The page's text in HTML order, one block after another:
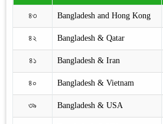
৪৩ Bangladesh and Hong Kong
৪২ Bangladesh & Qatar
৪১ Bangladesh & Iran
৪০ Bangladesh & Vietnam
৩৯ Bangladesh & USA